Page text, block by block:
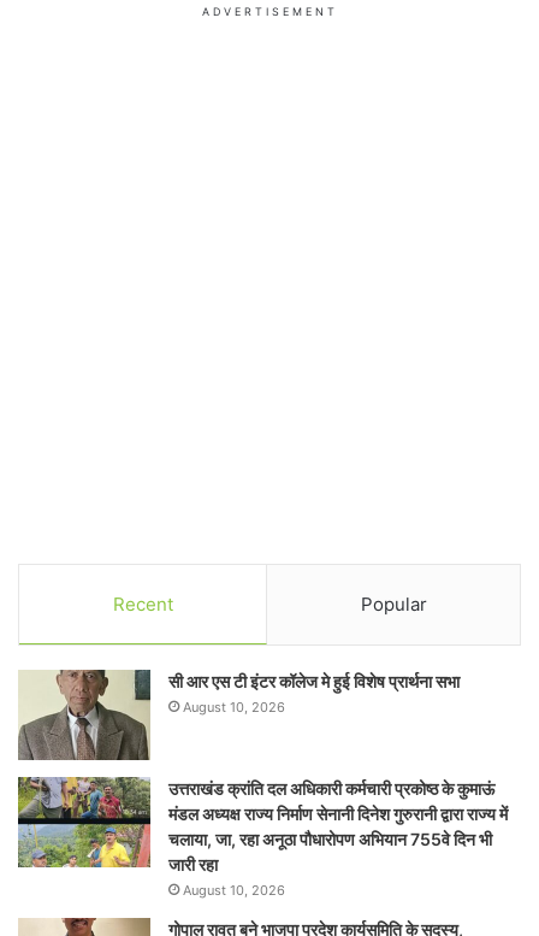
ADVERTISEMENT
Recent Popular
सी आर एस टी इंटर कॉलेज मे हुई विशेष प्रार्थना सभा
August 10, 2026
उत्तराखंड क्रांति दल अधिकारी कर्मचारी प्रकोष्ठ के कुमाऊं
मंडल अध्यक्ष राज्य निर्माण सेनानी दिनेश गुरुरानी द्वारा राज्य में
चलाया, जा, रहा अनूठा पौधारोपण अभियान 755वे दिन भी
जारी रहा
August 10, 2026
गोपाल रावत बने भाजपा प्रदेश कार्यसमिति के सदस्य,